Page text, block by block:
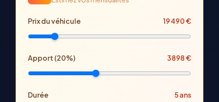
Prixdu véhicule 19 490€
Apport (20%) 3 898€
Durée 5ans